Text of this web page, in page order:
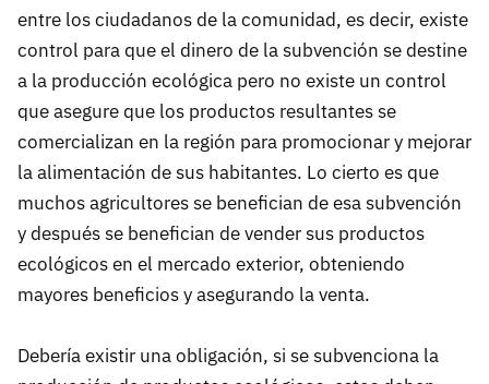
entre los ciudadanos de la comunidad, es decir, existe
control para que el dinero de la subvención se destine
a la producción ecológica pero no existe un control
que asegure que los productos resultantes se
comercializan en la región para promocionar y mejorar
la alimentación de sus habitantes. Lo cierto es que
muchos agricultores se benefician de esa subvención
y después se benefician de vender sus productos
ecológicos en el mercado exterior, obteniendo
mayores beneficios y asegurando la venta.
Debería existir una obligación, si se subvenciona la